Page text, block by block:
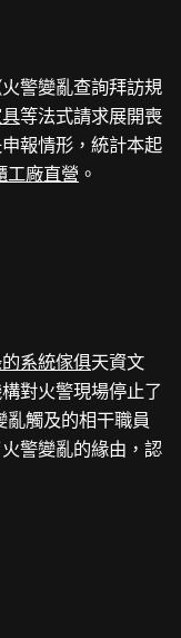
警變亂查詢拜訪規
等法式請求展開喪
報情形，統計本起
工廠直營 。
系統傢俱天資文
對火警現場停止了
觸及的相干職員
警變亂的緣由，認